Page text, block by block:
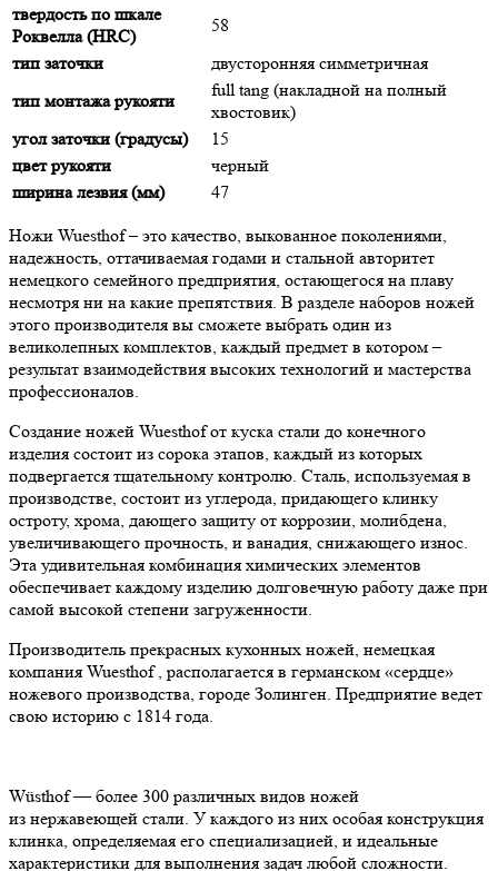
твердость по шкале
Роквелла (HRC)
58
тип заточки
двусторонняя симметричная
тип монтажа рукояти
full tang (накладной на полный
хвостовик)
угол заточки (градусы)
15
цвет рукояти
черный
ширина лезвия (мм)
47
Ножи Wuesthof – это качество, выкованное поколениями,
надежность, оттачиваемая годами и стальной авторитет
немецкого семейного предприятия, остающегося на плаву
несмотря ни на какие препятствия. В разделе наборов ножей
этого производителя вы сможете выбрать один из
великолепных комплектов, каждый предмет в котором –
результат взаимодействия высоких технологий и мастерства
профессионалов.
Создание ножей Wuesthof от куска стали до конечного
изделия состоит из сорока этапов, каждый из которых
подвергается тщательному контролю. Сталь, используемая в
производстве, состоит из углерода, придающего клинку
остроту, хрома, дающего защиту от коррозии, молибдена,
увеличивающего прочность, и ванадия, снижающего износ.
Эта удивительная комбинация химических элементов
обеспечивает каждому изделию долговечную работу даже при
самой высокой степени загруженности.
Производитель прекрасных кухонных ножей, немецкая
компания Wuesthof , располагается в германском «сердце»
ножевого производства, городе Золинген. Предприятие ведет
свою историю с 1814 года.
Wüsthof — более 300 различных видов ножей
из нержавеющей стали. У каждого из них особая конструкция
клинка, определяемая его специализацией, и идеальные
характеристики для выполнения задач любой сложности.